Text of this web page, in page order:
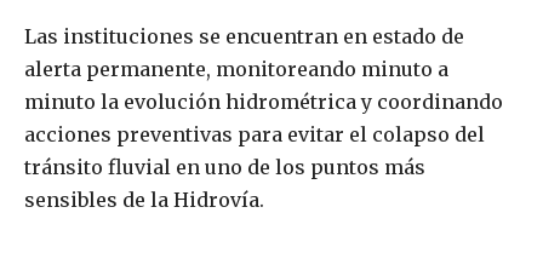
Las instituciones se encuentran en estado de
alerta permanente, monitoreando minuto a
minuto la evolución hidrométrica y coordinando
acciones preventivas para evitar el colapso del
tránsito fluvial en uno de los puntos más
sensibles de la Hidrovía.